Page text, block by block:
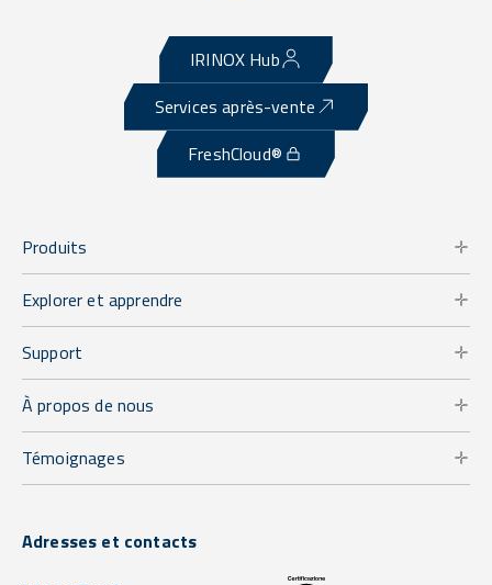
IRINOX Hub
Services après-vente
FreshCloud®
Produits
Explorer et apprendre
Support
À propos de nous
Témoignages
Adresses et contacts